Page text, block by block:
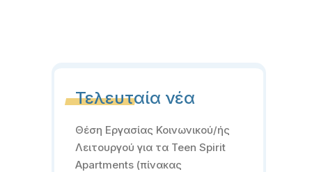
Τελευταία νέα
Θέση Εργασίας Κοινωνικού/ής
Λειτουργού για τα Teen Spirit
Apartments (πίνακας